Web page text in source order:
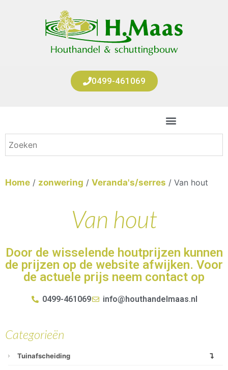
0499-461069
Home / zonwering / Veranda's/serres / Van hout
Van hout
Door de wisselende houtprijzen kunnen
de prijzen op de website afwijken. Voor
de actuele prijs neem contact op
0499-461069 info@houthandelmaas.nl
Categorieën
Tuinafscheiding